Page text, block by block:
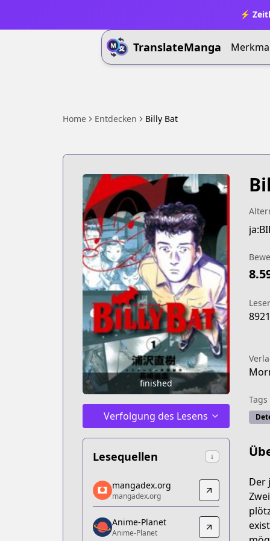
⚡
TranslateManga
Home Entdecken Billy Bat
finished
Verfolgung des Lesens
Lesequellen ↓
mangadex.org
mangadex.org
https://mangadex.org/title/e5357466-
Anime-Planet
mangadex.org
mangadex.org
Anime-Planet
Anime-Planet
Leser
Tags
Der